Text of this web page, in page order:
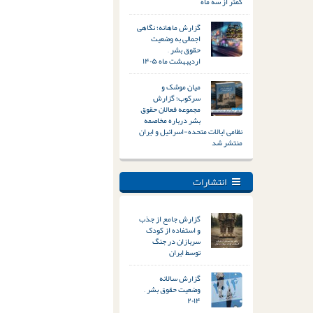
گزارش ماهانه؛ نگاهی
اجمالی به وضعیت
حقوق بشر –
اردیبهشت ماه ۱۴۰۵
میان موشک و
سرکوب؛ گزارش
مجموعه فعالان حقوق
بشر درباره مخاصمه
نظامی ایالات متحده-اسرائیل و ایران
منتشر شد
انتشارات
گزارش جامع از جذب
و استفاده از کودک
سربازان در جنگ
توسط ایران
گزارش سالانه
وضعیت حقوق بشر –
۲۰۱۴